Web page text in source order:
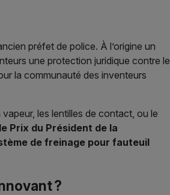
préfet de police. À l’origine un
une protection juridique contre le
la communauté des inventeurs
les lentilles de contact, ou le
Prix du Président de la
de freinage pour fauteuil
?